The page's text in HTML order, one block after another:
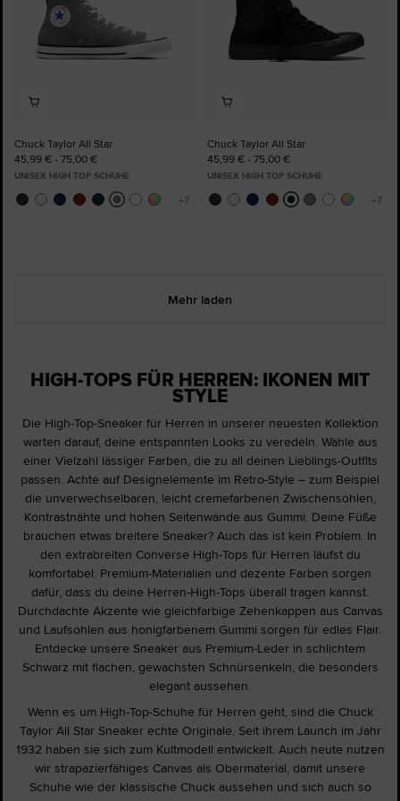
Chuck Taylor All Star
45,99 € - 75,00 €
UNISEX HIGH TOP SCHUHE
Chuck Taylor All Star
45,99 € - 75,00 €
UNISEX HIGH TOP SCHUHE
Mehr laden
HIGH-TOPS FÜR HERREN: IKONEN MIT
STYLE
Die High-Top-Sneaker für Herren in unserer neuesten Kollektion
warten darauf, deine entspannten Looks zu veredeln. Wähle aus
einer Vielzahl lässiger Farben, die zu all deinen Lieblings-Outfits
passen. Achte auf Designelemente im Retro-Style – zum Beispiel
die unverwechselbaren, leicht cremefarbenen Zwischensohlen,
Kontrastnähte und hohen Seitenwände aus Gummi. Deine Füße
brauchen etwas breitere Sneaker? Auch das ist kein Problem. In
den extrabreiten Converse High-Tops für Herren läufst du
komfortabel. Premium-Materialien und dezente Farben sorgen
dafür, dass du deine Herren-High-Tops überall tragen kannst.
Durchdachte Akzente wie gleichfarbige Zehenkappen aus Canvas
und Laufsohlen aus honigfarbenem Gummi sorgen für edles Flair.
Entdecke unsere Sneaker aus Premium-Leder in schlichtem
Schwarz mit flachen, gewachsten Schnürsenkeln, die besonders
elegant aussehen.
Wenn es um High-Top-Schuhe für Herren geht, sind die Chuck
Taylor All Star Sneaker echte Originale. Seit ihrem Launch im Jahr
1932 haben sie sich zum Kultmodell entwickelt. Auch heute nutzen
wir strapazierfähiges Canvas als Obermaterial, damit unsere
Schuhe wie der klassische Chuck aussehen und sich auch so